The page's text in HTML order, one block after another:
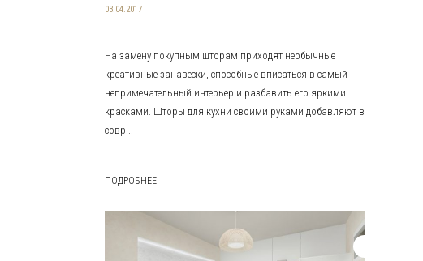
03.04.2017
На замену покупным шторам приходят необычные
креативные занавески, способные вписаться в самый
непримечательный интерьер и разбавить его яркими
красками. Шторы для кухни своими руками добавляют в
совр...
ПОДРОБНЕЕ